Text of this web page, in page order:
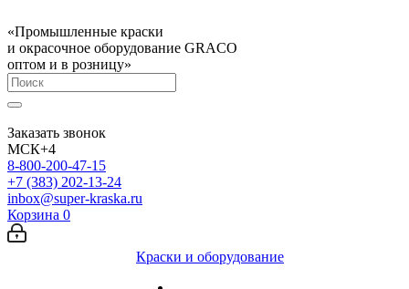
«Промышленные краски
и окрасочное оборудование GRACO
оптом и в розницу»
Заказать звонок
МСК+4
8-800-200-47-15
+7 (383) 202-13-24
inbox@super-kraska.ru
Корзина 0
Краски и оборудование